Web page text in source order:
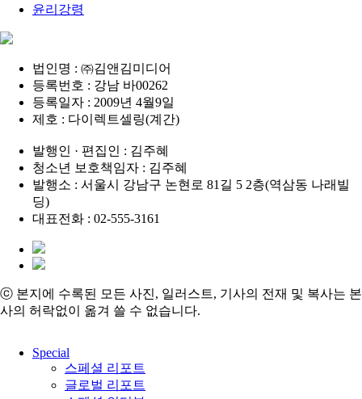
윤리강령
법인명 : ㈜김앤김미디어
등록번호 : 강남 바00262
등록일자 : 2009년 4월9일
제호 : 다이렉트셀링(계간)
발행인 · 편집인 : 김주혜
청소년 보호책임자 : 김주혜
발행소 : 서울시 강남구 논현로 81길 5 2층(역삼동 나래빌
딩)
대표전화 : 02-555-3161
ⓒ 본지에 수록된 모든 사진, 일러스트, 기사의 전재 및 복사는 본
사의 허락없이 옮겨 쓸 수 없습니다.
Close
Special
스페셜 리포트
글로벌 리포트